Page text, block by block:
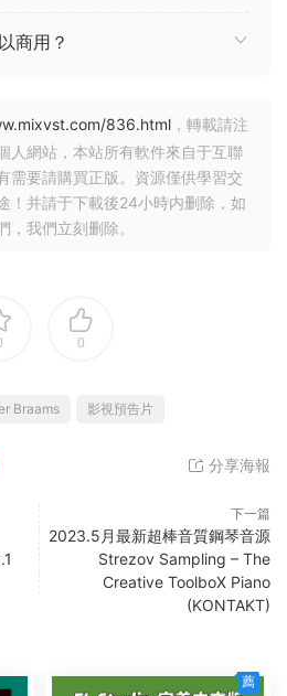
商用？
836.html ，轉載請注
人網站，本站所有軟件來自于互聯
需要請購買正版。資源僅供學習交
！并請于下載後24小時内删除，如
我們立刻删除。
0
Braams 影視預告片
分享海報
下一篇
2023.5月最新超棒音質鋼琴音源
Strezov Sampling – The
Creative ToolboX Piano
(KONTAKT)
薦